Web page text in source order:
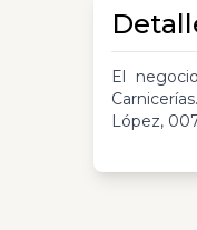
El
López,